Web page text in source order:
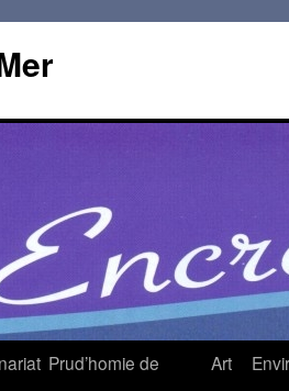
Prud’homie de
Art